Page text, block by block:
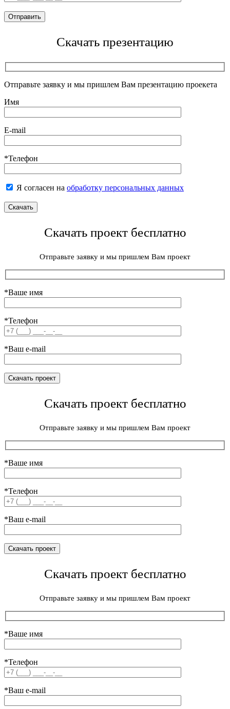
Скачать презентацию
Отправьте заявку и мы пришлем Вам презентацию проекета
Имя
E-mail
*Телефон
Я согласен на обработку персональных данных
Скачать проект бесплатно
Отправьте заявку и мы пришлем Вам проект
*Ваше имя
*Телефон
*Ваш e-mail
Скачать проект бесплатно
Отправьте заявку и мы пришлем Вам проект
*Ваше имя
*Телефон
*Ваш e-mail
Скачать проект бесплатно
Отправьте заявку и мы пришлем Вам проект
*Ваше имя
*Телефон
*Ваш e-mail